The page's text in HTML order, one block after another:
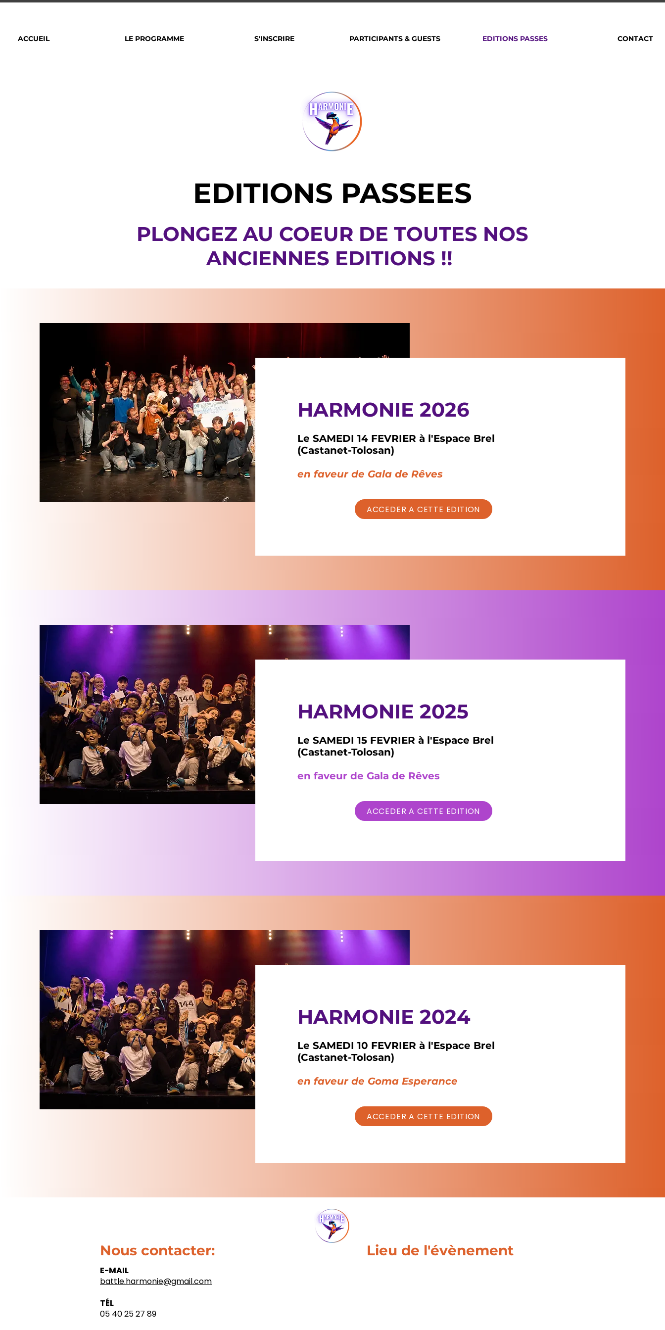
ACCUEIL LE PROGRAMME S'INSCRIRE PARTICIPANTS & GUESTS EDITIONS PASSES CONTACT
EDITIONS PASSEES
PLONGEZ AU COEUR DE TOUTES NOS
ANCIENNES EDITIONS !!
HARMONIE 2026
Le SAMEDI 14 FEVRIER à l'Espace Brel
(Castanet-Tolosan)
en faveur de Gala de Rêves
ACCEDER A CETTE EDITION
HARMONIE 2025
Le SAMEDI 15 FEVRIER à l'Espace Brel
(Castanet-Tolosan)
en faveur de Gala de Rêves
ACCEDER A CETTE EDITION
HARMONIE 2024
Le SAMEDI 10 FEVRIER à l'Espace Brel
(Castanet-Tolosan)
en faveur de Goma Esperance
ACCEDER A CETTE EDITION
Nous contacter:
E-MAIL
battle.harmonie@gmail.com​
TÉL
05 40 25 27 89​
Lieu de l'évènement